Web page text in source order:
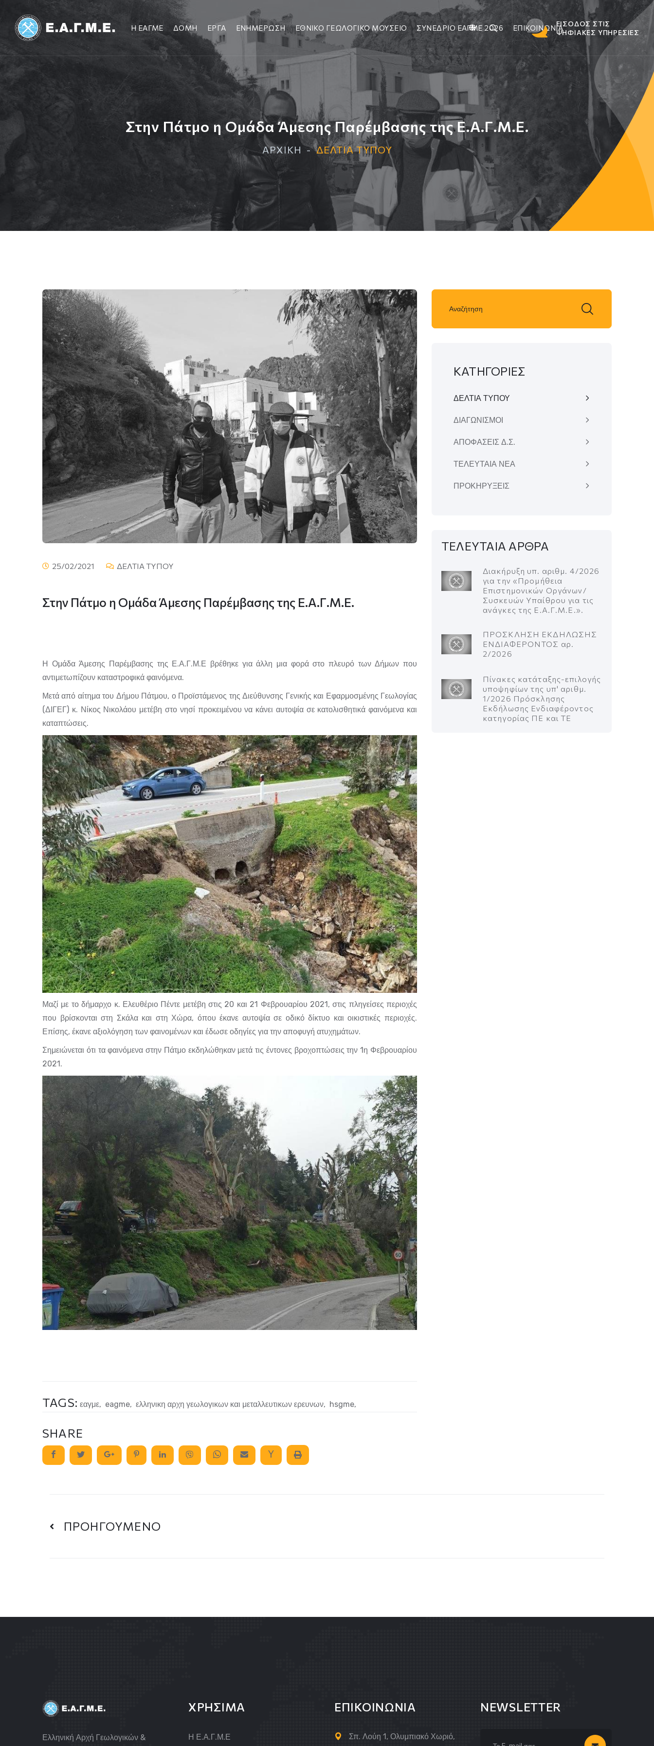
Η ΕΑΓΜΕ ΔΟΜΗ ΕΡΓΑ ΕΝΗΜΕΡΩΣΗ ΕΘΝΙΚΟ ΓΕΩΛΟΓΙΚΟ ΜΟΥΣΕΙΟ ΣΥΝΕΔΡΙΟ ΕΑΓΜΕ 2026 ΕΠΙΚΟΙΝΩΝΙΑΕΙΣΟΔΟΣ ΣΤΙΣ
ΨΗΦΙΑΚΕΣ ΥΠΗΡΕΣΙΕΣ
Στην Πάτμο η Ομάδα Άμεσης Παρέμβασης της Ε.Α.Γ.Μ.Ε.
ΑΡΧΙΚΗ ΔΕΛΤΙΑ ΤΥΠΟΥ
25/02/2021 ΔΕΛΤΙΑ ΤΥΠΟΥ
Στην Πάτμο η Ομάδα Άμεσης Παρέμβασης της Ε.Α.Γ.Μ.Ε.
Η Ομάδα Άμεσης Παρέμβασης της Ε.Α.Γ.Μ.Ε βρέθηκε για άλλη μια φορά στο πλευρό των Δήμων που
αντιμετωπίζουν καταστροφικά φαινόμενα.
Μετά από αίτημα του Δήμου Πάτμου, ο Προϊστάμενος της Διεύθυνσης Γενικής και Εφαρμοσμένης Γεωλογίας
(ΔΙΓΕΓ) κ. Νίκος Νικολάου μετέβη στο νησί προκειμένου να κάνει αυτοψία σε κατολισθητικά φαινόμενα και
καταπτώσεις.
Μαζί με το δήμαρχο κ. Ελευθέριο Πέντε μετέβη στις 20 και 21 Φεβρουαρίου 2021, στις πληγείσες περιοχές
που βρίσκονται στη Σκάλα και στη Χώρα, όπου έκανε αυτοψία σε οδικό δίκτυο και οικιστικές περιοχές.
Επίσης, έκανε αξιολόγηση των φαινομένων και έδωσε οδηγίες για την αποφυγή ατυχημάτων.
Σημειώνεται ότι τα φαινόμενα στην Πάτμο εκδηλώθηκαν μετά τις έντονες βροχοπτώσεις την 1η Φεβρουαρίου
2021.
TAGS: εαγμε, eagme, ελληνικη αρχη γεωλογικων και μεταλλευτικων ερευνων, hsgme,
SHARE
ΚΑΤΗΓΟΡΙΕΣ
ΔΕΛΤΙΑ ΤΥΠΟΥ
ΔΙΑΓΩΝΙΣΜΟΙ
ΑΠΟΦΑΣΕΙΣ Δ.Σ.
ΤΕΛΕΥΤΑΙΑ ΝΕΑ
ΠΡΟΚΗΡΥΞΕΙΣ
ΤΕΛΕΥΤΑΙΑ ΑΡΘΡΑ
Διακήρυξη υπ. αριθμ. 4/2026
για την «Προμήθεια
Επιστημονικών Οργάνων/
Συσκευών Υπαίθρου για τις
ανάγκες της Ε.Α.Γ.Μ.Ε.».
ΠΡΟΣΚΛΗΣΗ ΕΚΔΗΛΩΣΗΣ
ΕΝΔΙΑΦΕΡΟΝΤΟΣ αρ.
2/2026
Πίνακες κατάταξης-επιλογής
υποψηφίων της υπ' αριθμ.
1/2026 Πρόσκλησης
Εκδήλωσης Ενδιαφέροντος
κατηγορίας ΠΕ και ΤΕ
ΠΡΟΗΓΟΥΜΕΝΟ
Ελληνική Αρχή Γεωλογικών &
ΧΡΗΣΙΜΑ
Η Ε.Α.Γ.Μ.Ε
ΕΠΙΚΟΙΝΩΝΙΑ
Σπ. Λούη 1, Ολυμπιακό Χωριό,
NEWSLETTER